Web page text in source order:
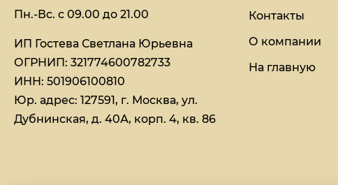
Пн.-Вс. с 09.00 до 21.00
ИП Гостева Светлана Юрьевна​
ОГРНИП: 321774600782733
ИНН: 501906100810
Юр. адрес: 127591, г. Москва, ул.
Дубнинская, д. 40А, корп. 4, кв. 86
Контакты
О компании
На главную